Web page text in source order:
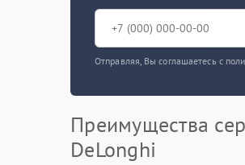
Отправляя, Вы соглашаетесь с
Преимущества
DeLonghi